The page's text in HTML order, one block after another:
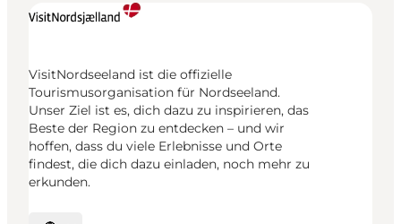
VisitNordseeland ist die offizielle
Tourismusorganisation für Nordseeland.
Unser Ziel ist es, dich dazu zu inspirieren, das
Beste der Region zu entdecken – und wir
hoffen, dass du viele Erlebnisse und Orte
findest, die dich dazu einladen, noch mehr zu
erkunden.